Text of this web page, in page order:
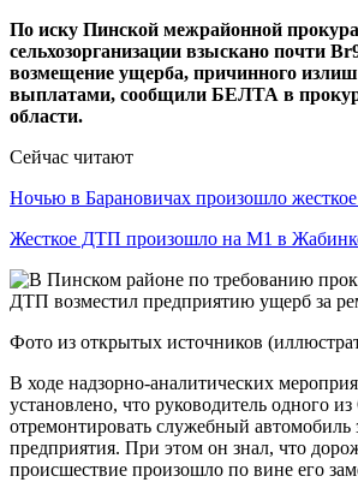
По иску Пинской межрайонной
сельхозорганизации взыскано почти
возмещение ущерба, причинного
выплатами, сообщили БЕЛТА в
области.
Сейчас читают
Ночью в Барановичах произошло
Жесткое ДТП произошло на М1 в
Фото из открытых источников
В ходе надзорно-аналитических
установлено, что руководитель одного
отремонтировать служебный автомобиль
предприятия. При этом он знал, что
происшествие произошло по вине его